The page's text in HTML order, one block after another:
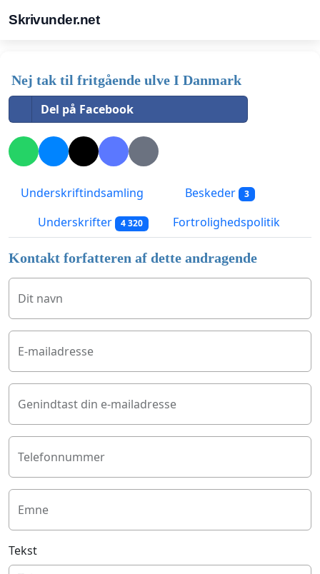
Skrivunder.net
Nej tak til fritgående ulve I Danmark
Del på Facebook
Underskriftindsamling Beskeder 3
Underskrifter 4 320 Fortrolighedspolitik
Kontakt forfatteren af dette andragende
Dit navn
E-mailadresse
Genindtast din e-mailadresse
Telefonnummer
Emne
Tekst